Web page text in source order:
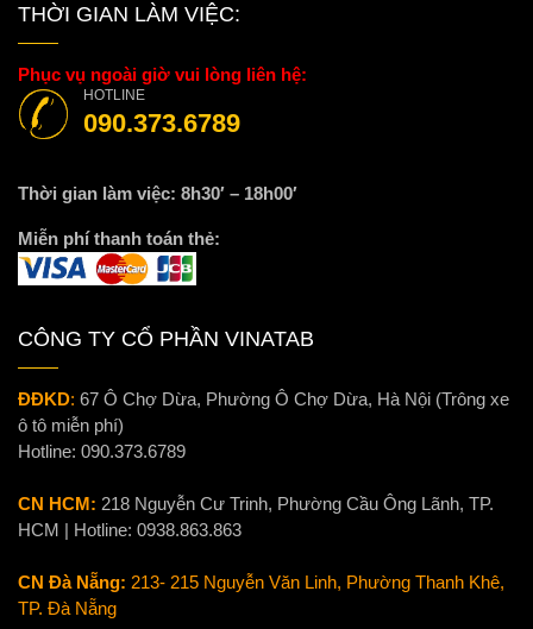
THỜI GIAN LÀM VIỆC:
Phục vụ ngoài giờ vui lòng liên hệ:
HOTLINE
090.373.6789
Thời gian làm việc: 8h30′ – 18h00′
Miễn phí thanh toán thẻ:
CÔNG TY CỔ PHẦN VINATAB
ĐĐKD: 67 Ô Chợ Dừa, Phường Ô Chợ Dừa, Hà Nội (Trông xe
ô tô miễn phí)
Hotline: 090.373.6789
CN HCM: 218 Nguyễn Cư Trinh, Phường Cầu Ông Lãnh, TP.
HCM | Hotline: 0938.863.863
CN Đà Nẵng: 213- 215 Nguyễn Văn Linh, Phường Thanh Khê,
TP. Đà Nẵng